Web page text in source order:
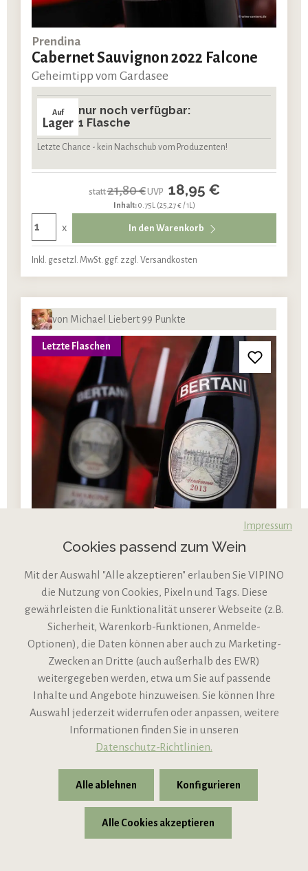
Prendina
Cabernet Sauvignon 2022 Falcone
Geheimtipp vom Gardasee
Auf
Lager
nur noch verfügbar:
1 Flasche
Letzte Chance - kein Nachschub vom Produzenten!
statt21,80 €UVP 18,95 €
Inhalt:0.75L (25,27 € / 1L)
x In den Warenkorb
Inkl. gesetzl. MwSt. ggf. zzgl. Versandkosten
von Michael Liebert 99 Punkte
Letzte Flaschen
Bertani
Amarone Classico 2013
großartiger, klassischer Jahrgang
Auf
Lager
nur noch verfügbar:
117 Flaschen
Letzte Chance - kein Nachschub vom Produzenten!
115,95 €
In den Warenkorb
Impressum
Cookies passend zum Wein
Mit der Auswahl "Alle akzeptieren" erlauben Sie VIPINO
die Nutzung von Cookies, Pixeln und Tags. Diese
gewährleisten die Funktionalität unserer Webseite (z.B.
Sicherheit, Warenkorb-Funktionen, Anmelde-
Optionen), die Daten können aber auch zu Marketing-
Zwecken an Dritte (auch außerhalb des EWR)
weitergegeben werden, etwa um Sie auf passende
Inhalte und Angebote hinzuweisen. Sie können Ihre
Auswahl jederzeit widerrufen oder anpassen, weitere
Informationen finden Sie in unseren
Datenschutz-Richtlinien.
Alle ablehnen Konfigurieren
Alle Cookies akzeptieren